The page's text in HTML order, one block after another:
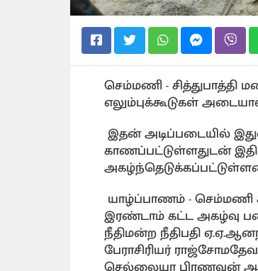
செம்மணி - சித்துபாத்தி
எலும்புக்கூடுகள்
இதன் அடிப்படையில்
காணப்பட்டுள்ளதுடன்
யாழ்ப்பாணம் - செம்மணி
இரண்டாம் கட்ட அகழ்வு
நீதிமன்ற நீதிபதி
பேராசிரியர்